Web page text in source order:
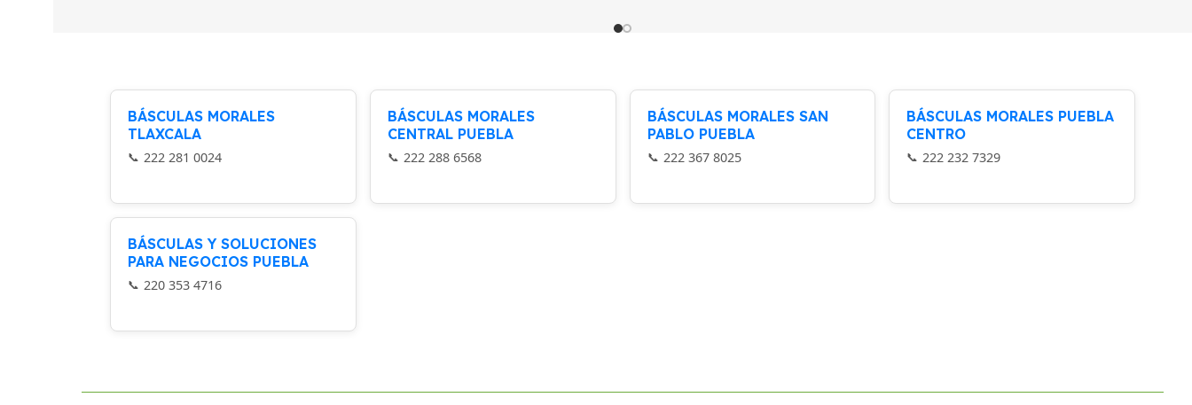
BÁSCULAS MORALES
TLAXCALA
222 281 0024
BÁSCULAS MORALES
CENTRAL PUEBLA
222 288 6568
BÁSCULAS MORALES SAN
PABLO PUEBLA
222 367 8025
BÁSCULAS MORALES PUEBLA
CENTRO
222 232 7329
BÁSCULAS Y SOLUCIONES
PARA NEGOCIOS PUEBLA
220 353 4716